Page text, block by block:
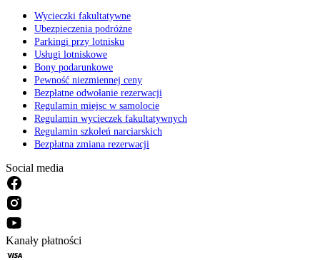
Wycieczki fakultatywne
Ubezpieczenia podróżne
Parkingi przy lotnisku
Usługi lotniskowe
Bony podarunkowe
Pewność niezmiennej ceny
Bezpłatne odwołanie rezerwacji
Regulamin miejsc w samolocie
Regulamin wycieczek fakultatywnych
Regulamin szkoleń narciarskich
Bezpłatna zmiana rezerwacji
Social media
Kanały płatności